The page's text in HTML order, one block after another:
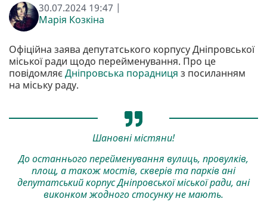
30.07.2024 19:47 |
Марія Козкіна
Офіційна заява депутатського корпусу Дніпровської
міської ради щодо перейменування. Про це
повідомляєДніпровська порадниця з посиланням
на міську раду.
Шановні містяни!
До останнього перейменування вулиць, провулків,
площ, а також мостів, скверів та парків ані
депутатський корпус Дніпровської міської ради, ані
виконком жодного стосунку не мають.